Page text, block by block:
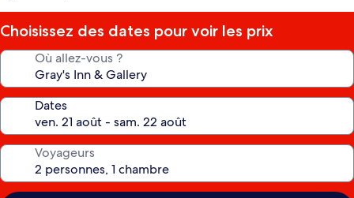
Choisissez des dates pour voir les prix
Où allez-vous ?
Dates
Voyageurs